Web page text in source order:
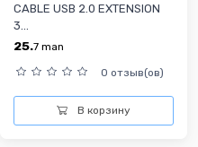
CABLE USB 2.0 EXTENSION
3...
25.7 man
0 отзыв(ов)
В корзину